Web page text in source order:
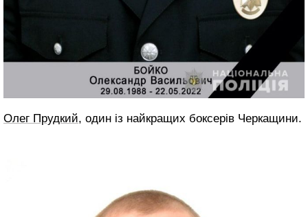
Олег Прудкий, один із найкращих боксерів Черкащини.